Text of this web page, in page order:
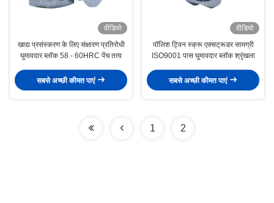
वीडियो
खाद्य प्रसंस्करण के लिए संक्षारण प्रतिरोधी
घुमावदार ब्लॉक 58 - 60HRC पेंच तत्व
सबसे अच्छी कीमत पाएं
वीडियो
पॉलिश ट्विन स्क्रू एक्सट्रूडर सामग्री
ISO9001 पास घुमावदार ब्लॉक श्रृंखला
सबसे अच्छी कीमत पाएं
1 2